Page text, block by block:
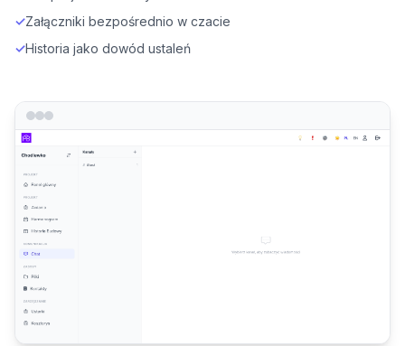
✓Załączniki bezpośrednio w czacie
✓Historia jako dowód ustaleń